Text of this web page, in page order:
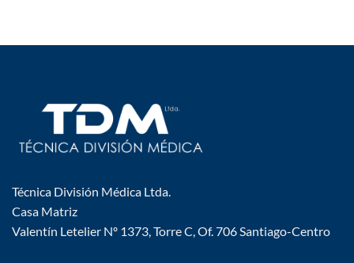
Técnica División Médica Ltda.
Casa Matriz
Valentín Letelier Nº 1373, Torre C, Of. 706 Santiago-Centro